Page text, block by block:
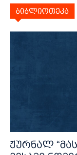
ბიბლიოთეკა
ჟურნალ